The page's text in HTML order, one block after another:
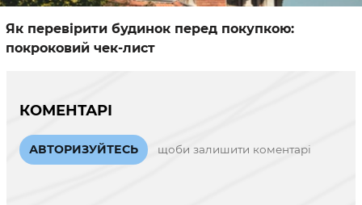
Як перевірити будинок перед покупкою:
покроковий чек-лист
КОМЕНТАРІ
АВТОРИЗУЙТЕСЬ щоби залишити коментарі